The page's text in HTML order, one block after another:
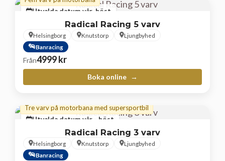
Utvalda datum vår-höst
Radical Racing 5 varv
Helsingborg Knutstorp
Ljungbyhed
Banracing
Från4999kr
Boka online
Utvalda datum vår - höst
Tre varv på motorbana med supersportbil
Radical Racing 3 varv
Helsingborg Knutstorp
Ljungbyhed
Banracing